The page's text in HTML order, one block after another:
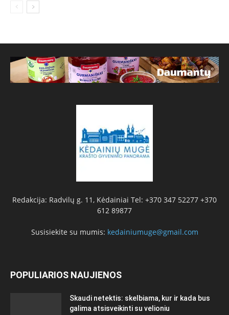
Redakcija: Radvilų g. 11, Kėdainiai Tel: +370 347 52277 +370
612 89877
Susisiekite su mumis: kedainiumuge@gmail.com
POPULIARIOS NAUJIENOS
Skaudi netektis: skelbiama, kur ir kada bus
galima atsisveikinti su velioniu